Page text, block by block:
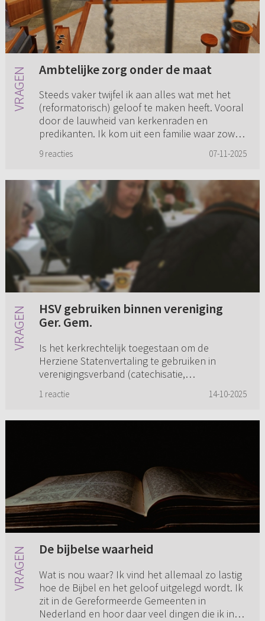
Ambtelijke zorg onder de maat
Steeds vaker twijfel ik aan alles wat met het
(reformatorisch) geloof te maken heeft. Vooral
door de lauwheid van kerkenraden en
predikanten. Ik kom uit een familie waar zowel
9 reacties 07-11-2025
HSV gebruiken binnen vereniging
Ger. Gem.
Is het kerkrechtelijk toegestaan om de
Herziene Statenvertaling te gebruiken in
verenigingsverband (catechisatie,
wat zijn de mogelijkheden als de kerke...
1 reactie 14-10-2025
De bijbelse waarheid
Wat is nou waar? Ik vind het allemaal zo lastig
hoe de Bijbel en het geloof uitgelegd wordt. Ik
zit in de Gereformeerde Gemeenten in
Nederland en hoor daar veel dingen die ik in